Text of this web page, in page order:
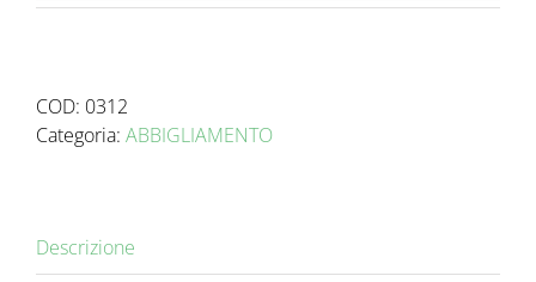
COD: 0312
Categoria: ABBIGLIAMENTO
Descrizione